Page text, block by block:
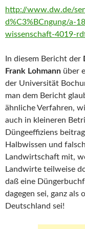
http://www.dw.de/
d%C3%BCngung/a-
wissenschaft-4019-
In diesem Bericht der
Frank Lohmann über
der Universität
man dem Bericht
ähnliche Verfahren,
auch in kleineren
Düngeeffiziens
Halbwissen und
Landwirtschaft mit,
Landwirte teilweise
daß eine
dagegen sei, ganz
Deutschland sei!